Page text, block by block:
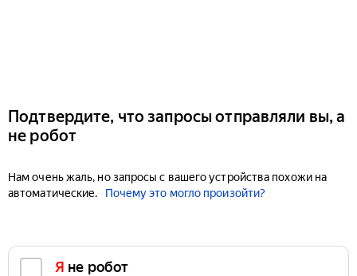
Подтвердите, что запросы отправляли вы, а
не робот
Нам очень жаль, но запросы с вашего устройства похожи на
автоматические.
Почему это могло произойти?
Я не робот